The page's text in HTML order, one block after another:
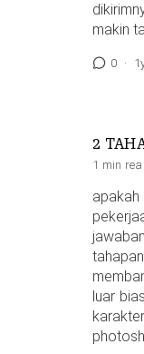
makin
0 ·
2
1 min
luar